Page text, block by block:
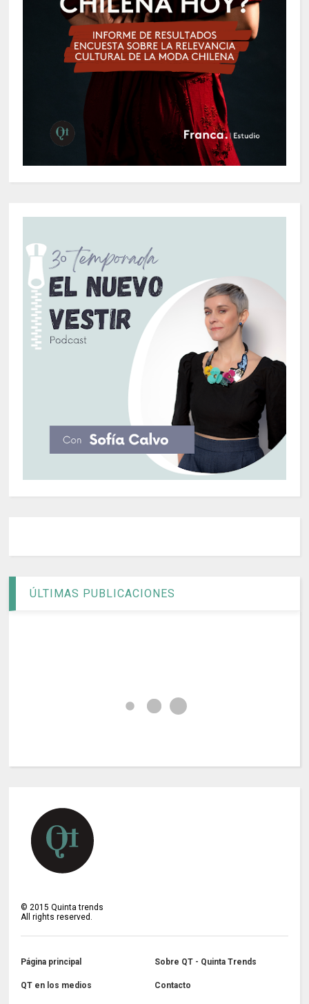
ÚLTIMAS PUBLICACIONES
©2015 Quinta trends
All rights reserved.
Página principal Sobre QT - Quinta Trends
QT en los medios Contacto